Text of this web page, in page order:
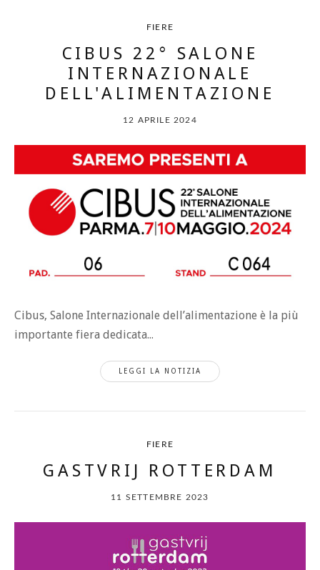
FIERE
CIBUS 22° SALONE
INTERNAZIONALE
DELL'ALIMENTAZIONE
12 APRILE 2024
Cibus, Salone Internazionale dell’alimentazione è la più
importante fiera dedicata...
LEGGI LA NOTIZIA
FIERE
GASTVRIJ ROTTERDAM
11 SETTEMBRE 2023